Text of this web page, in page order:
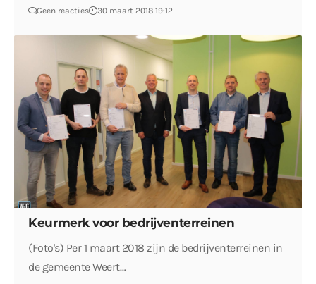
Geen reacties 30 maart 2018 19:12
Keurmerk voor bedrijventerreinen
(Foto's) Per 1 maart 2018 zijn de bedrijventerreinen in
de gemeente Weert…